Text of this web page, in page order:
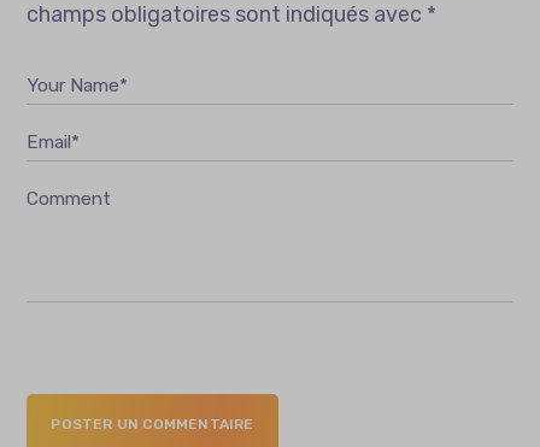
champs obligatoires sont indiqués avec *
Your Name*
Email*
Comment
POSTER UN COMMENTAIRE